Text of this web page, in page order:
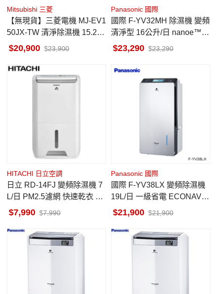
Mitsubishi 三菱
【無現貨】三菱電機 MJ-EV1
50JX-TW 清淨除濕機 15.2L/
日 適用9-19坪 日本原裝
20,900 23,900
Panasonic 國際
國際 F-YV32MH 除濕機 變頻
清淨型 16公升/日 nanoe™ X
健康科技
23,290 23,290
HITACHI 日立空調
日立 RD-14FJ 變頻除濕機 7
L/日 PM2.5濾網 快速乾衣 一
7,990 7,990
Panasonic 國際
國際 F-YV38LX 變頻除濕機
19L/日 一級省電 ECONAVI
智慧節能科技 適用24坪
21,900 21,900